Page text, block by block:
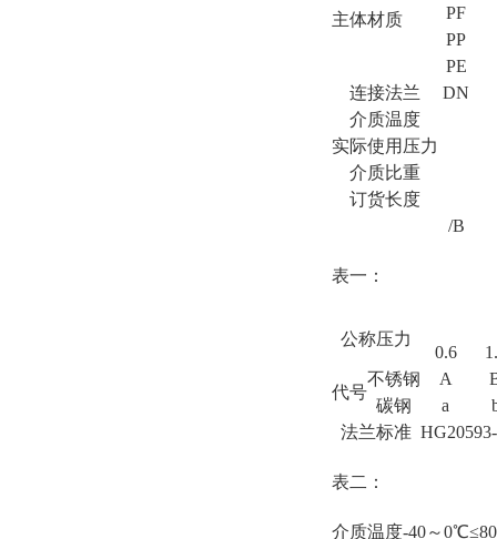
主体材质
PF
PP
PE
连接法兰
DN
介质温度
实际使用压力
介质比重
订货长度
/B
表一：
公称压力
0.6
代号
不锈钢 A
碳钢
a
法兰标准
表二：
介质温度-40～0℃